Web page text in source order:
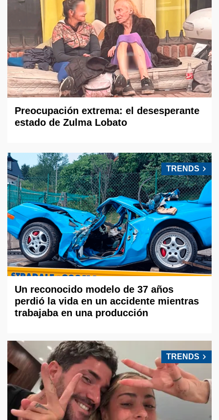
Preocupación extrema: el desesperante
estado de Zulma Lobato
TRENDS
Un reconocido modelo de 37 años
perdió la vida en un accidente mientras
trabajaba en una producción
TRENDS